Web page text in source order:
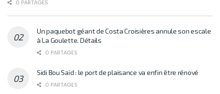
0 PARTAGES
Un paquebot géant de Costa Croisières annule son escale
à La Goulette. Détails
0 PARTAGES
Sidi Bou Saïd : le port de plaisance va enfin être rénové
0 PARTAGES